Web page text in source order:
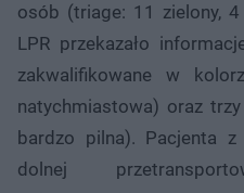
osób (triage: 11 zielony,
LPR przekazało
zakwalifikowane w
natychmiastowa) oraz
bardzo pilna). Pacjenta
dolnej